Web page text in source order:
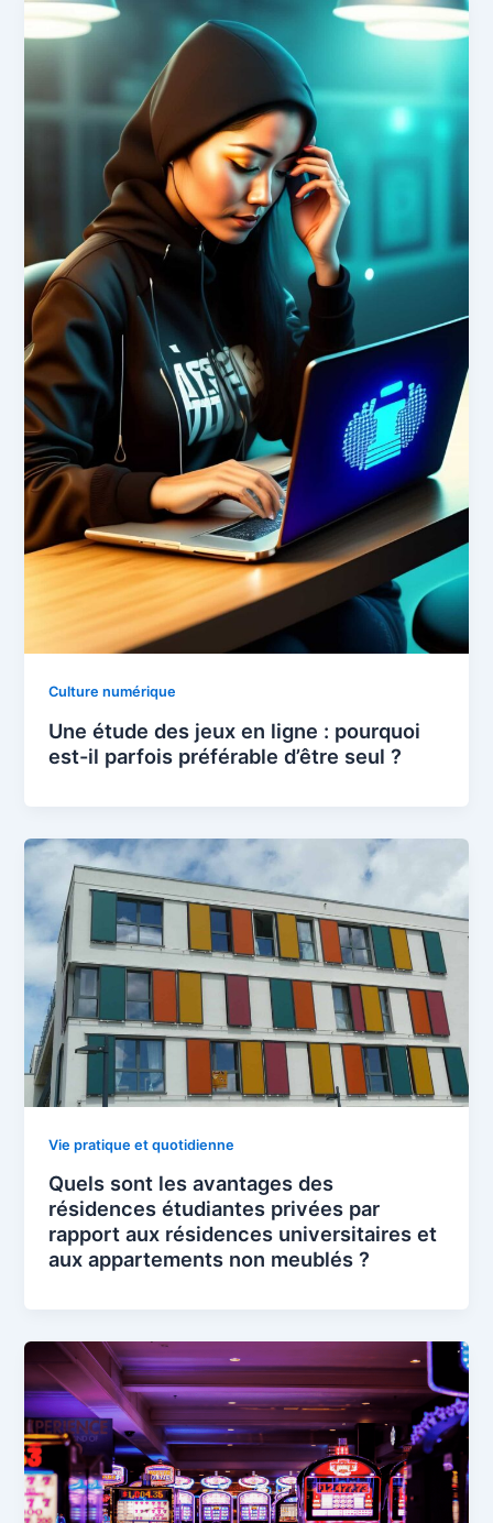
Culture numérique
Une étude des jeux en ligne : pourquoi
est-il parfois préférable d’être seul ?
Vie pratique et quotidienne
Quels sont les avantages des
résidences étudiantes privées par
rapport aux résidences universitaires et
aux appartements non meublés ?